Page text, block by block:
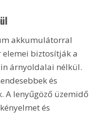
akkumulátorral
elemei biztosítják a
árnyoldalai nélkül.
és
A lenyűgöző üzemidő
és